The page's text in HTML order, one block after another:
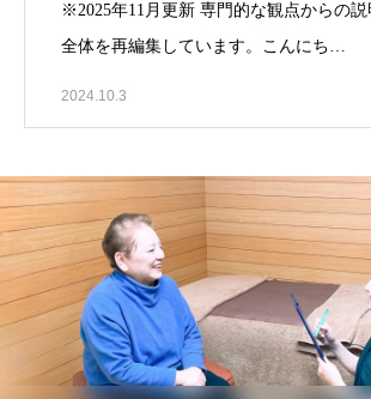
※2025年11月更新 専門的な観点からの説
全体を再編集しています。こんにち…
2024.10.3